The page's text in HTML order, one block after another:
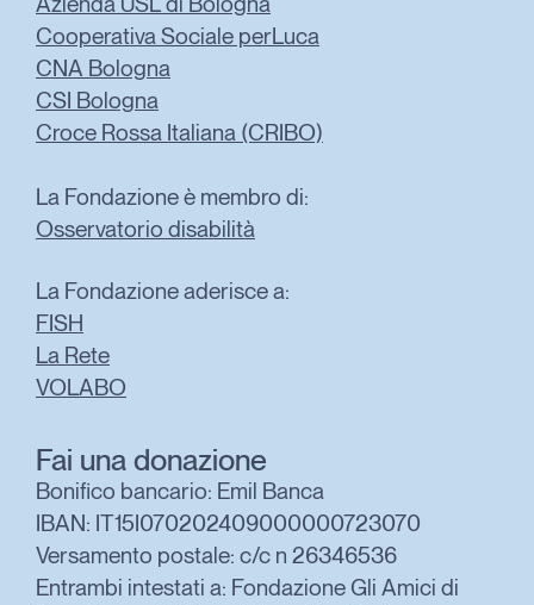
Cooperativa Sociale perLuca
CNA Bologna
CSI Bologna
Croce Rossa Italiana (CRIBO)
La Fondazione è membro di:
Osservatorio disabilità
La Fondazione aderisce a:
FISH
La Rete
VOLABO
Fai una donazione
Bonifico bancario: Emil Banca
IBAN: IT15I070202409000000723070
Versamento postale: c/c n 26346536
Entrambi intestati a: Fondazione Gli Amici di